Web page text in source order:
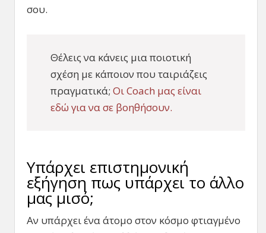
σου.
Θέλεις να κάνεις μια ποιοτική
σχέση με κάποιον που ταιριάζεις
πραγματικά; Οι Coach μας είναι
εδώ για να σε βοηθήσουν.
Υπάρχει επιστημονική
εξήγηση πως υπάρχει το άλλο
μας μισό;
Αν υπάρχει ένα άτομο στον κόσμο φτιαγμένο